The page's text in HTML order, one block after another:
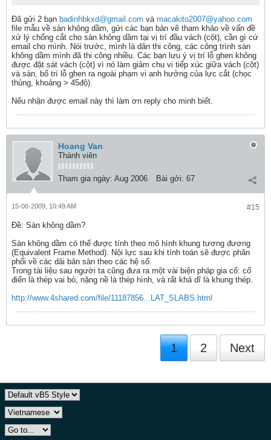
Đã gửi 2 bạn badinhbkxd@gmail.com và macakito2007@yahoo.com
file mẫu về sàn không dầm, gửi các bạn bản vẽ tham khảo về vấn đề
xử lý chống cắt cho sàn không dầm tại vị trí đầu vách (cột), cần gì cứ
email cho mình. Nói trước, mình là dân thi công, các công trình sàn
không dầm mình đã thi công nhiều. Các bạn lưu ý vị trí lỗ ghen không
được đặt sát vách (cột) vì nó làm giảm chu vi tiếp xúc giữa vách (cột)
và sàn, bố trí lỗ ghen ra ngoài phạm vi anh hưởng của lực cắt (chọc
thủng, khoảng > 45độ).
Nếu nhận được email này thì làm ơn reply cho minh biết.
Hoang Van
Thành viên
Tham gia ngày: Aug 2006 Bài gởi: 67
#15
15-06-2009, 10:49 AM
Ðề: Sàn không dầm?
Sàn không dầm có thể được tính theo mô hình khung tương đương
(Equivalent Frame Method). Nội lực sau khi tính toán sẽ được phân
phối về các dải bản sàn theo các hệ số.
Trong tài liệu sau người ta cũng đưa ra một vài biện pháp gia cố: cổ
điển là thép vai bò, nặng nề là thép hình, và rất khả dĩ là khung thép.
http://www.4shared.com/file/11187856...LAT_SLABS.html
1 2 Next